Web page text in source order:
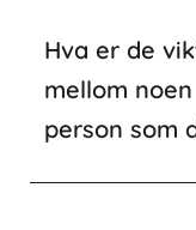
Hva er de
mellom
person som